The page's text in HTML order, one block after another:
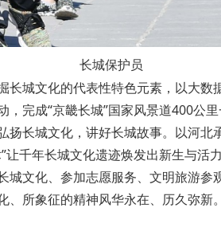
长城保护员
城文化的代表性特色元素，以大
完成“京畿长城”国家风景道400
长城文化，讲好长城故事。以河
千年长城文化遗迹焕发出新生与活力
文化、参加志愿服务、文明旅游
所象征的精神风华永在、历久弥新